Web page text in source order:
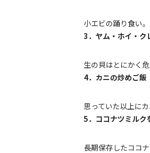
小エビの踊り食い
3．ヤム・ホイ・ク
生の貝はとにかく
4．カニの炒めご飯
思っていた以上に
5．ココナツミルク
長期保存したココ